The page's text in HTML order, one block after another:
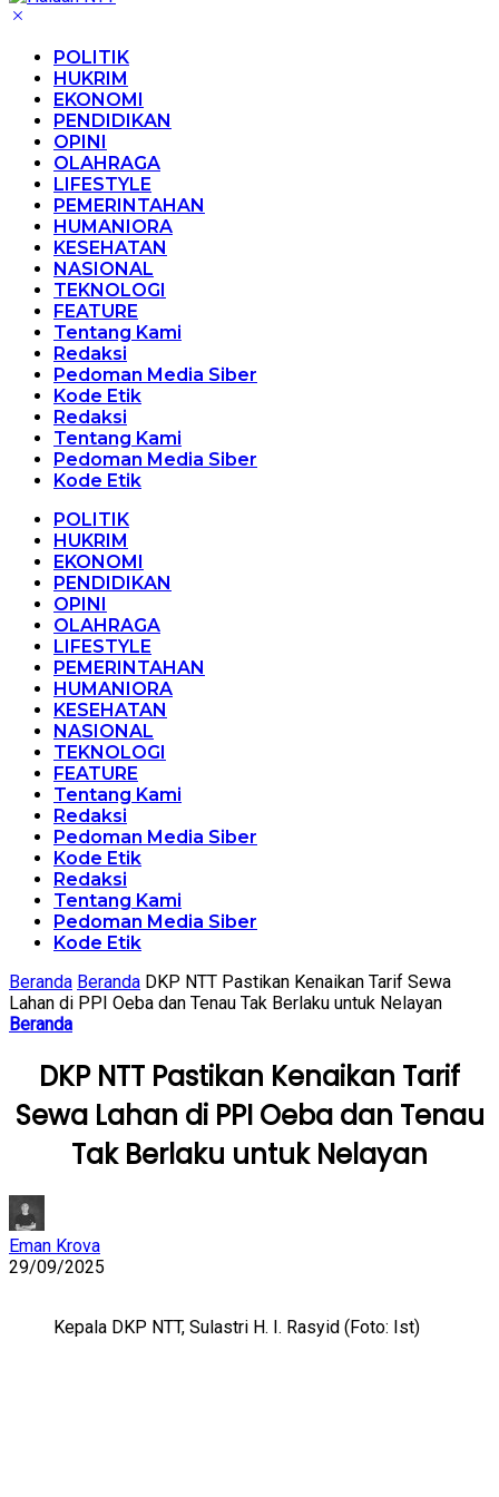
POLITIK
HUKRIM
EKONOMI
PENDIDIKAN
OPINI
OLAHRAGA
LIFESTYLE
PEMERINTAHAN
HUMANIORA
KESEHATAN
NASIONAL
TEKNOLOGI
FEATURE
Tentang Kami
Redaksi
Pedoman Media Siber
Kode Etik
Redaksi
Tentang Kami
Pedoman Media Siber
Kode Etik
POLITIK
HUKRIM
EKONOMI
PENDIDIKAN
OPINI
OLAHRAGA
LIFESTYLE
PEMERINTAHAN
HUMANIORA
KESEHATAN
NASIONAL
TEKNOLOGI
FEATURE
Tentang Kami
Redaksi
Pedoman Media Siber
Kode Etik
Redaksi
Tentang Kami
Pedoman Media Siber
Kode Etik
Beranda Beranda DKP NTT Pastikan Kenaikan Tarif Sewa
Lahan di PPI Oeba dan Tenau Tak Berlaku untuk Nelayan
Beranda
DKP NTT Pastikan Kenaikan Tarif
Sewa Lahan di PPI Oeba dan Tenau
Tak Berlaku untuk Nelayan
Eman Krova
29/09/2025
Kepala DKP NTT, Sulastri H. I. Rasyid (Foto: Ist)